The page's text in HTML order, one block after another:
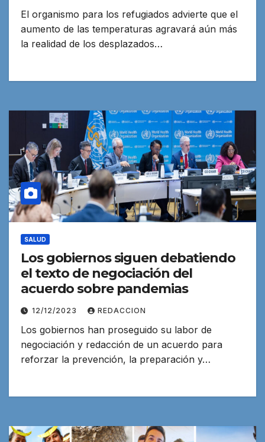
El organismo para los refugiados advierte que el
aumento de las temperaturas agravará aún más
la realidad de los desplazados…
SALUD
Los gobiernos siguen debatiendo
el texto de negociación del
acuerdo sobre pandemias
12/12/2023 REDACCION
Los gobiernos han proseguido su labor de
negociación y redacción de un acuerdo para
reforzar la prevención, la preparación y…